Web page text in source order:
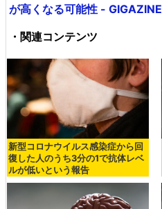
が高くなる可能性 - GIGAZINE
・関連コンテンツ
新型コロナウイルス感染症から回
復した人のうち3分の1で抗体レベ
ルが低いという報告